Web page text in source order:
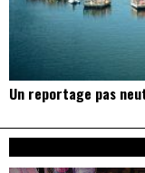
Un reportage pas